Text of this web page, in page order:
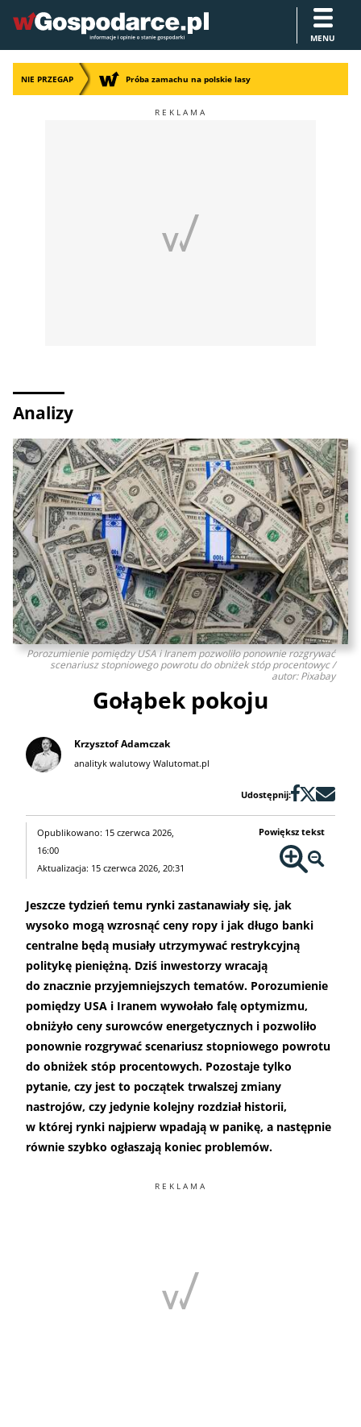
MENU
NIE PRZEGAP Próba zamachu na polskie lasy
Analizy
Porozumienie pomiędzy USA i Iranem pozwoliło ponownie rozgrywać
scenariusz stopniowego powrotu do obniżek stóp procentowyc /
autor: Pixabay
Gołąbek pokoju
Krzysztof Adamczak
analityk walutowy Walutomat.pl
Udostępnij:
Opublikowano: 15 czerwca 2026,
16:00
Aktualizacja: 15 czerwca 2026, 20:31
Powiększ tekst
Jeszcze tydzień temu rynki zastanawiały się, jak
wysoko mogą wzrosnąć ceny ropy i jak długo banki
centralne będą musiały utrzymywać restrykcyjną
politykę pieniężną. Dziś inwestorzy wracają
do znacznie przyjemniejszych tematów. Porozumienie
pomiędzy USA i Iranem wywołało falę optymizmu,
obniżyło ceny surowców energetycznych i pozwoliło
ponownie rozgrywać scenariusz stopniowego powrotu
do obniżek stóp procentowych. Pozostaje tylko
pytanie, czy jest to początek trwalszej zmiany
nastrojów, czy jedynie kolejny rozdział historii,
w której rynki najpierw wpadają w panikę, a następnie
równie szybko ogłaszają koniec problemów.
REKLAMA